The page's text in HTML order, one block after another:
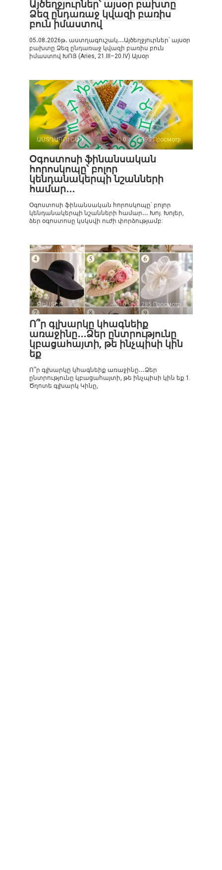
Այծեղջյուրներ՝ այսօր բախտը
Ձեզ ընդառաջ կվազի բառիս
բուն իմաստով
05․08․2026թ․ աստղագուշակ․․․Այծեղջյուրներ՝ այսօր
բախտը Ձեզ ընդառաջ կվազի բառիս բուն
իմաստով ԽՈՅ (Aries, 21.III–20.IV) Այսօր
ԱՍՏՂԱԳՈՒՇԱԿ 0 995 Просмотр
Օգոստոսի ֆինանսական
հորոսկոպը՝ բոլոր
կենդանակերպի նշանների
համար․․․
Օգոստոսի ֆինանսական հորոսկոպը՝ բոլոր
կենդանակերպի նշանների համար․․․ Խոյ. Խոյեր,
ձեր օգոստոսը կսկսվի ուժի փորձությամբ:
ԹԵՍՏԵՐ 0 285 Просмотр
Ո՞ր գլխարկը կհագնեիք
առաջինը․․․Ձեր ընտրությունը
կբացահայտի, թե ինչպիսի կին
եք
Ո՞ր գլխարկը կհագնեիք առաջինը․․․Ձեր
ընտրությունը կբացահայտի, թե ինչպիսի կին եք 1.
Ծղոտե գլխարկ Կինը,